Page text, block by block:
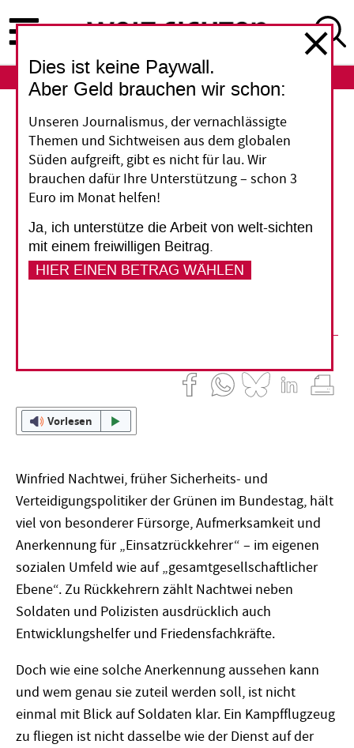
zum
Inhalt
ABO
Rückkehrer sind keine Veteranen
Verteidigungsminister Thomas de Maizière und
Militärs denken darüber nach, aus
Auslandseinsätzen zurückkehrenden Soldaten
besondere Anerkennung zuteil werden zu
lassen. In den Konfliktländern sind auch
tausende zivile Helfer im Einsatz. Sie wollen von
Vorlesen
Winfried Nachtwei, früher Sicherheits- und
Verteidigungspolitiker der Grünen im Bundestag, hält
viel von besonderer Fürsorge, Aufmerksamkeit und
Anerkennung für „Einsatzrückkehrer“ – im eigenen
sozialen Umfeld wie auf „gesamtgesellschaftlicher
Ebene“. Zu Rückkehrern zählt Nachtwei neben
Soldaten und Polizisten ausdrücklich auch
Entwicklungshelfer und Friedensfachkräfte.
Doch wie eine solche Anerkennung aussehen kann
und wem genau sie zuteil werden soll, ist nicht
einmal mit Blick auf Soldaten klar. Ein Kampfflugzeug
zu fliegen ist nicht dasselbe wie der Dienst auf der
Dies ist keine Paywall.
Aber Geld brauchen wir schon:
Unseren Journalismus, der vernachlässigte
Themen und Sichtweisen aus dem globalen
Süden aufgreift, gibt es nicht für lau. Wir
brauchen dafür Ihre Unterstützung – schon 3
Euro im Monat helfen!
Ja, ich unterstütze die Arbeit von welt-sichten
mit einem freiwilligen Beitrag.
HIER EINEN BETRAG WÄHLEN